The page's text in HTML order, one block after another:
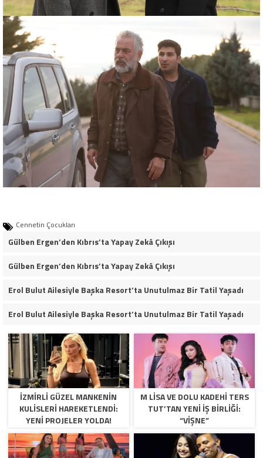
Cennetin Çocukları
Gülben Ergen’den Kıbrıs’ta Yapay Zekâ Çıkışı
Gülben Ergen’den Kıbrıs’ta Yapay Zekâ Çıkışı
Erol Bulut Ailesiyle Başka Resort’ta Unutulmaz Bir Tatil Yaşadı
Erol Bulut Ailesiyle Başka Resort’ta Unutulmaz Bir Tatil Yaşadı
İZMİRLİ GÜZEL MANKENİN
KULİSLERİ HAREKETLENDİ:
YENİ PROJELER YOLDA!
M LISA VE DOLU KADEHI TERS
TUT’TAN YENI İŞ BIRLIĞI:
“VIŞNE”